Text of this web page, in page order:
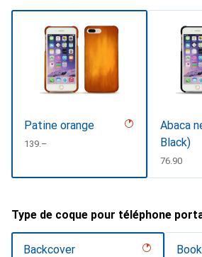
Patine orange
CHF
139.–
Abaca
Black)
CHF
76.90
Type de coque pour téléphone
Backcover